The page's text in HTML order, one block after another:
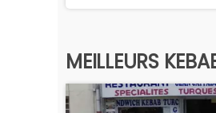
MEILLEURS